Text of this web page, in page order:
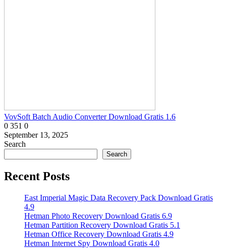
VovSoft Batch Audio Converter Download Gratis 1.6
0 351 0
September 13, 2025
Search
Search
Recent Posts
East Imperial Magic Data Recovery Pack Download Gratis
4.9
Hetman Photo Recovery Download Gratis 6.9
Hetman Partition Recovery Download Gratis 5.1
Hetman Office Recovery Download Gratis 4.9
Hetman Internet Spy Download Gratis 4.0